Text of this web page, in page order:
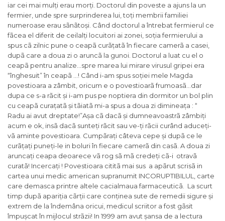
iar cei mai mulți erau morți. Doctorul din poveste a ajuns la un
fermier, unde spre surprinderea lui, toți membrii familiei
numeroase erau sãnãtoși. Când doctorul a întrebat fermierul ce
fãcea el diferit de ceilalți locuitori ai zonei, soția fermierului a
spus cã zilnic pune o ceapã curãțatã în fiecare camerã a casei,
dupã care a doua zi o aruncã la gunoi. Doctorul a luat cu el o
ceapã pentru analize…spre marea lui mirare virusul gripei era
“înghesuit” în ceapã …! Când i-am spus soției mele Magda
povestioara a zâmbit, oricum e o povestioarã frumoasã…dar
dupa ce s-a rãcit și i-am pus pe noptiera din dormitor un bol plin
cu ceapã curațatã și tãiatã mi-a spus a doua zi dimineața : “
Radu ai avut dreptate!”Așa cã dacã și dumneavoastrã zâmbiți
acum e ok, insã dacã sunteți rãcit sau ve-ți rãcii curând aduceți-
vã aminte povestioara. Cumpãrați câteva cepe și dupã ce le
curãțați puneți-le in boluri în fiecare camerã din casã. A doua zi
aruncați ceapa deoarece vã rog sã mã credeți cã-i otravã
curatã! Incercați ! Povestioara cititã mai sus a apãrut scrisã in
cartea unui medic american supranumit INCORUPTIBILUL, carte
care demasca printre altele cacialmaua farmaceuticã. La scurt
timp dupã apariția cãrții care conținea sute de remedii sigure și
extrem de la îndemâna oricui, medicul scriitor a fost gãsit
împușcat în mijlocul strãzii! In 1999 am avut șansa de a lectura